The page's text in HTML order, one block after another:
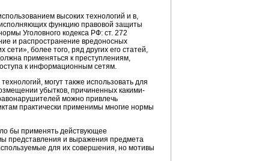
высоких технологий и в,
исполняющих функцию правовой защиты
Уголовного кодекса РФ: ст. 272
и распространение вредоносных
более того, ряд других его статей,
применяться к преступлениям,
к информационным сетям.
могут также использовать для
убытков, причиненных какими-
можно привлечь
практически применимы многие нормы
бы применять действующее
представления и выражения предмета
для их совершения, но мотивы